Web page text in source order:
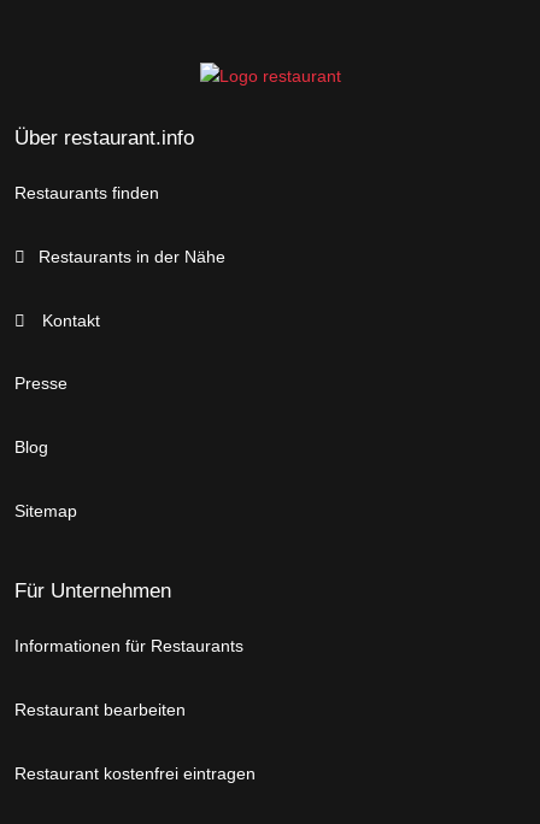
Über restaurant.info
Restaurants finden
Restaurants in der Nähe
Kontakt
Presse
Blog
Sitemap
Für Unternehmen
Informationen für Restaurants
Restaurant bearbeiten
Restaurant kostenfrei eintragen